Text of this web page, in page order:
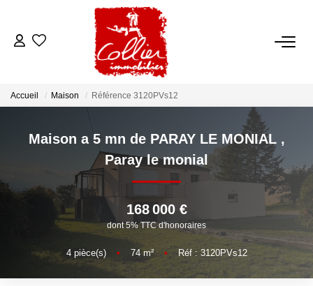
ACCUEIL
A Vendre
A Louer
NOS SERVICES
Transaction
Gestion Locative
Accueil Maison Référence 3120PVs12
Maison a 5 mn de PARAY LE MONIAL ,
Paray le monial
168 000 €
dont 5% TTC d'honoraires
4pièce(s) • 74m² • Réf : 3120PVs12